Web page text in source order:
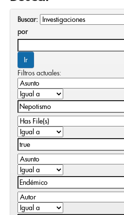
Buscar:
por
Filtros actuales: